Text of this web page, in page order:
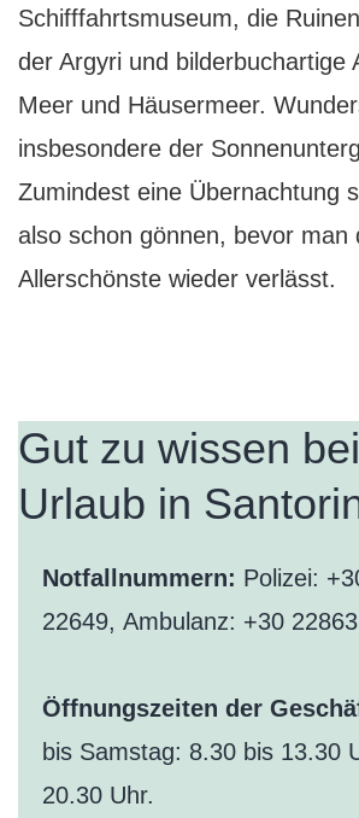
Schifffahrtsmuseum, die
der Argyri und bilderbuchartige
Meer und Häusermeer.
insbesondere der
Zumindest eine Übernachtung
also schon gönnen, bevor man
Allerschönste wieder verlässt.
Gut zu wissen
Urlaub in
Notfallnummern: Polizei:
22649, Ambulanz: +30
Öffnungszeiten der
bis Samstag: 8.30 bis 13.30
20.30 Uhr.